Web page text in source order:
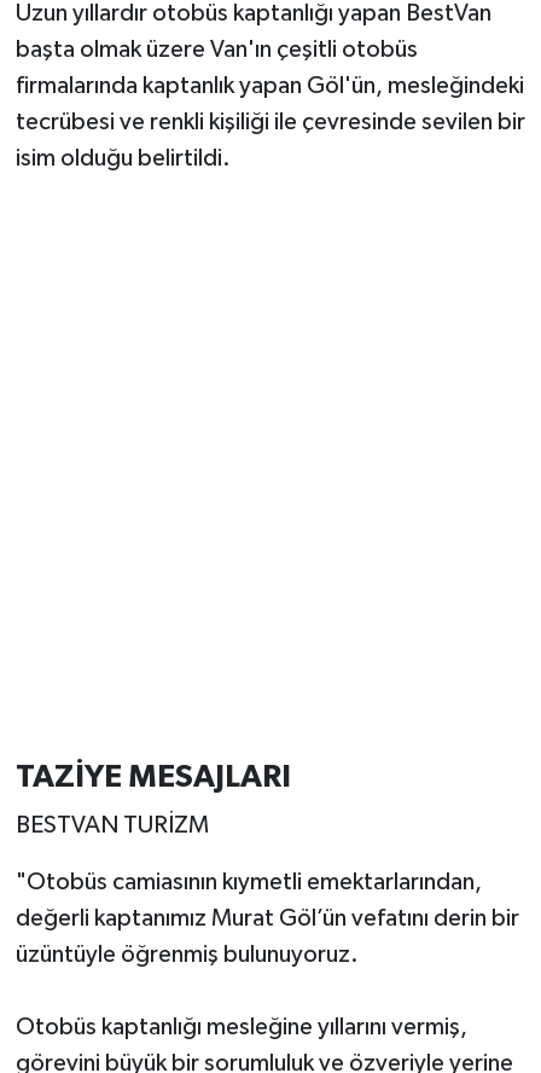
Uzun yıllardır otobüs kaptanlığı yapan BestVan
başta olmak üzere Van'ın çeşitli otobüs
firmalarında kaptanlık yapan Göl'ün, mesleğindeki
tecrübesi ve renkli kişiliği ile çevresinde sevilen bir
isim olduğu belirtildi.
TAZİYE MESAJLARI
BESTVAN TURİZM
"Otobüs camiasının kıymetli emektarlarından,
değerli kaptanımız Murat Göl’ün vefatını derin bir
üzüntüyle öğrenmiş bulunuyoruz.
Otobüs kaptanlığı mesleğine yıllarını vermiş,
görevini büyük bir sorumluluk ve özveriyle yerine